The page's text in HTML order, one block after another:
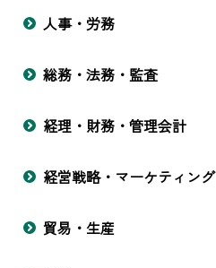
人事・労務
総務・法務・監査
経理・財務・管理会計
経営戦略・マーケティング
貿易・生産